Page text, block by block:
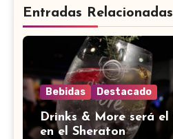
Entradas Relacionadas
Bebidas Destacado
Drinks & More será
en el Sheraton